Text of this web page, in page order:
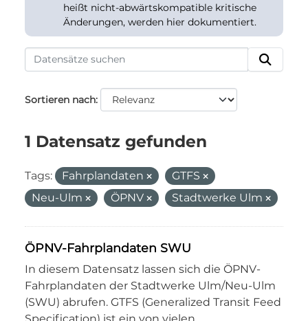
heißt nicht-abwärtskompatible kritische
Änderungen, werden hier dokumentiert.
Sortieren nach
1 Datensatz gefunden
Tags: Fahrplandaten
GTFS
Neu-Ulm
ÖPNV Stadtwerke Ulm
ÖPNV-Fahrplandaten SWU
In diesem Datensatz lassen sich die ÖPNV-
Fahrplandaten der Stadtwerke Ulm/Neu-Ulm
(SWU) abrufen. GTFS (Generalized Transit Feed